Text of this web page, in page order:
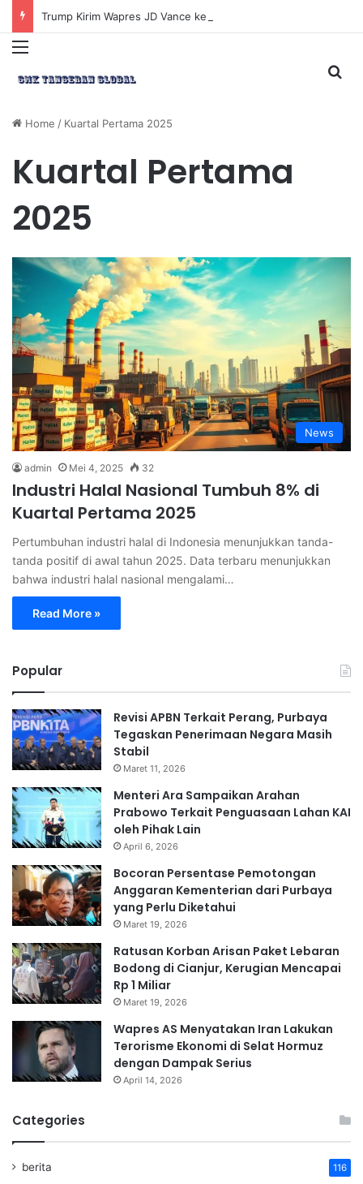
Menu
Home / Kuartal Pertama 2025
Kuartal Pertama
2025
News
admin Mei 4, 2025 32
Industri Halal Nasional Tumbuh 8% di
Kuartal Pertama 2025
Pertumbuhan industri halal di Indonesia menunjukkan tanda-
tanda positif di awal tahun 2025. Data terbaru menunjukkan
bahwa industri halal nasional mengalami…
Read More »
Popular
Revisi APBN Terkait Perang, Purbaya
Tegaskan Penerimaan Negara Masih
Stabil
Maret 11, 2026
Menteri Ara Sampaikan Arahan
Prabowo Terkait Penguasaan Lahan KAI
oleh Pihak Lain
April 6, 2026
Bocoran Persentase Pemotongan
Anggaran Kementerian dari Purbaya
yang Perlu Diketahui
Maret 19, 2026
Ratusan Korban Arisan Paket Lebaran
Bodong di Cianjur, Kerugian Mencapai
Rp 1 Miliar
Maret 19, 2026
Wapres AS Menyatakan Iran Lakukan
Terorisme Ekonomi di Selat Hormuz
dengan Dampak Serius
April 14, 2026
Categories
berita 116